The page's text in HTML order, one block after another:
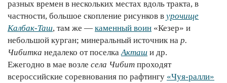
разных времен в нескольких местах вдоль тракта, в
частности, большое скопление рисунков в урочище
Калбак-Таш, там же — каменный воин «Кезер» и
небольшой курган; минеральный источник на р.
Чибитка недалеко от поселкаАкташ и др.
Ежегодно в мае возле села Чибит проходят
всероссийские соревнования по рафтингу «Чуя-ралли»